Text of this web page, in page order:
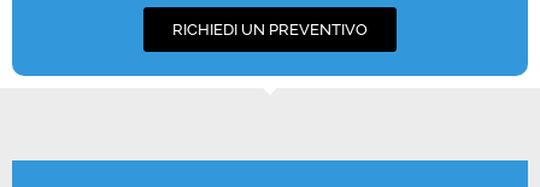
RICHIEDI UN PREVENTIVO